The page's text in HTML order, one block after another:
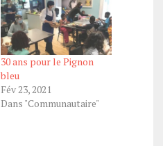
30 ans pour le Pignon
bleu
Fév 23, 2021
Dans "Communautaire"